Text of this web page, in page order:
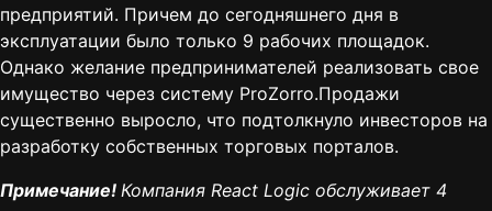
предприятий. Причем до сегодняшнего дня в
эксплуатации было только 9 рабочих площадок.
Однако желание предпринимателей реализовать свое
имущество через систему ProZorro.Продажи
существенно выросло, что подтолкнуло инвесторов на
разработку собственных торговых порталов.
Примечание! Компания React Logic обслуживает 4